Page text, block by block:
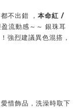
不出錯 ， 本命紅 /
流動感～～ 銀珠耳
強烈建議異色混搭，
惜飾品，洗澡時取下